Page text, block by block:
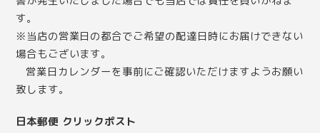
す。
※当店の営業日の都合でご希望の配達日時にお届けできない
場合もございます。
営業日カレンダーを事前にご確認いただけますようお願い
致します。
日本郵便 クリックポスト